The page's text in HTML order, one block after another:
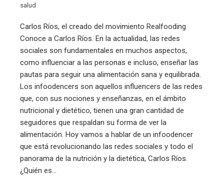
salud
Carlos Ríos, el creado del movimiento Realfooding
Conoce a Carlos Ríos. En la actualidad, las redes
sociales son fundamentales en muchos aspectos,
como influenciar a las personas e incluso, enseñar las
pautas para seguir una alimentación sana y equilibrada.
Los infoodencers son aquellos influencers de las redes
que, con sus nociones y enseñanzas, en el ámbito
nutricional y dietético, tienen una gran cantidad de
seguidores que respaldan su forma de ver la
alimentación. Hoy vamos a hablar de un infoodencer
que está revolucionando las redes sociales y todo el
panorama de la nutrición y la dietética, Carlos Ríos.
¿Quién es…